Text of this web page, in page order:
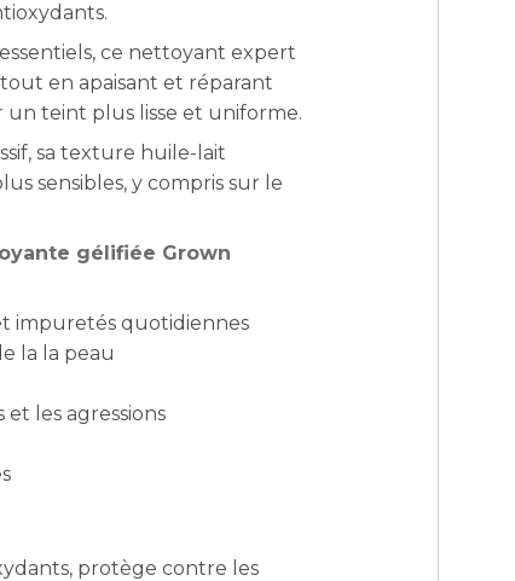
ce nettoyant expert
en apaisant et réparant
un teint plus lisse et uniforme.
satexture huile-lait
sensibles, y compris sur le
gélifiée Grown
impuretés quotidiennes
la la peau
les agressions
protège contre les